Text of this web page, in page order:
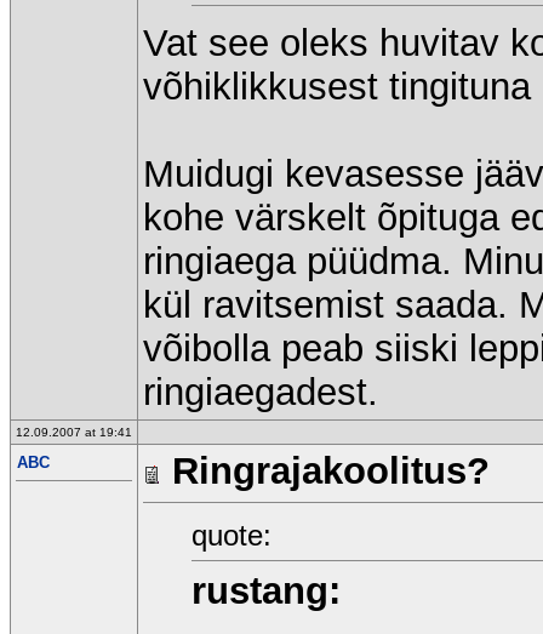
Vat see oleks huvitav
võhiklikkusest
Muidugi kevasesse
kohe värskelt õpituga
ringiaega püüdma.
kül ravitsemist saada.
võibolla peab siiski
ringiaegadest.
12.09.2007 at 19:41
ABC Ringrajakoolitus?
quote:
rustang: